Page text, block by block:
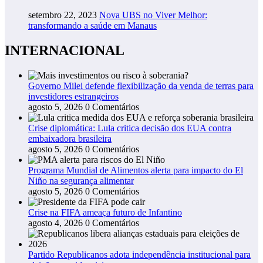
setembro 22, 2023 Nova UBS no Viver Melhor:
transformando a saúde em Manaus
INTERNACIONAL
Governo Milei defende flexibilização da venda de terras para
investidores estrangeiros
agosto 5, 2026 0 Comentários
Crise diplomática: Lula critica decisão dos EUA contra
embaixadora brasileira
agosto 5, 2026 0 Comentários
Programa Mundial de Alimentos alerta para impacto do El
Niño na segurança alimentar
agosto 5, 2026 0 Comentários
Crise na FIFA ameaça futuro de Infantino
agosto 4, 2026 0 Comentários
Partido Republicanos adota independência institucional para